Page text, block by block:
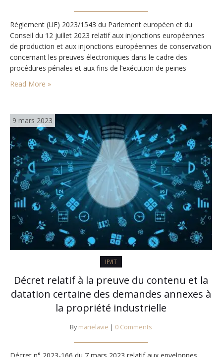
Règlement (UE) 2023/1543 du Parlement européen et du
Conseil du 12 juillet 2023 relatif aux injonctions européennes
de production et aux injonctions européennes de conservation
concernant les preuves électroniques dans le cadre des
procédures pénales et aux fins de l’exécution de peines
privatives de liberté prononcées à l’issue d’une procédure
pénale, PE/4/2023/REV/1, JO L 191 du 28.7.2023, p. 118–180
Read More »
9 mars 2023
IP/IT
Décret relatif à la preuve du contenu et la
datation certaine des demandes annexes à
la propriété industrielle
By marielavie | 0 Comments